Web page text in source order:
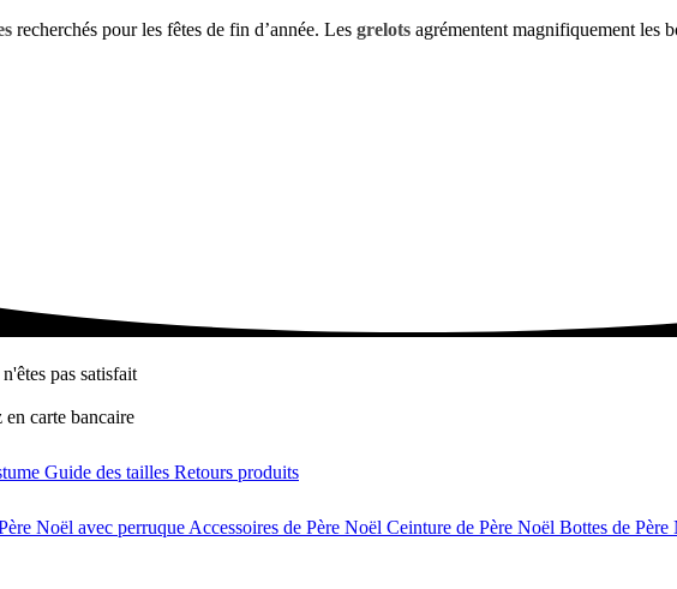
recherchés pour les fêtes de fin d’année. Les grelots agrémentent magnifiquement les
pas satisfait
en carte bancaire
Guide des tailles Retours produits
Noël avec perruque Accessoires de Père Noël Ceinture de Père Noël Bottes de Père